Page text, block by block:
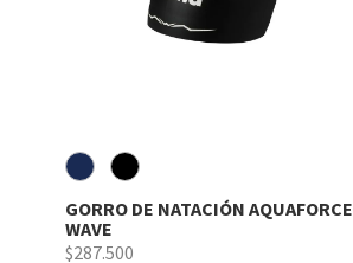
GORRO DE NATACIÓN AQUAFORCE
WAVE
$287.500